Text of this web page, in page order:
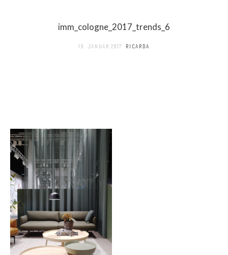
imm_cologne_2017_trends_6
19. JANUAR 2017 RICARDA